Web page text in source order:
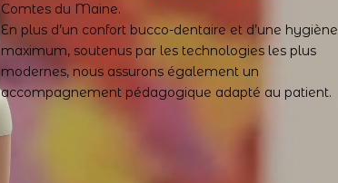
Comtes du Maine.
En plus d’un confort bucco-dentaire et d’une hygiène
maximum, soutenus par les technologies les plus
modernes, nous assurons également un
accompagnement pédagogique adapté au patient.